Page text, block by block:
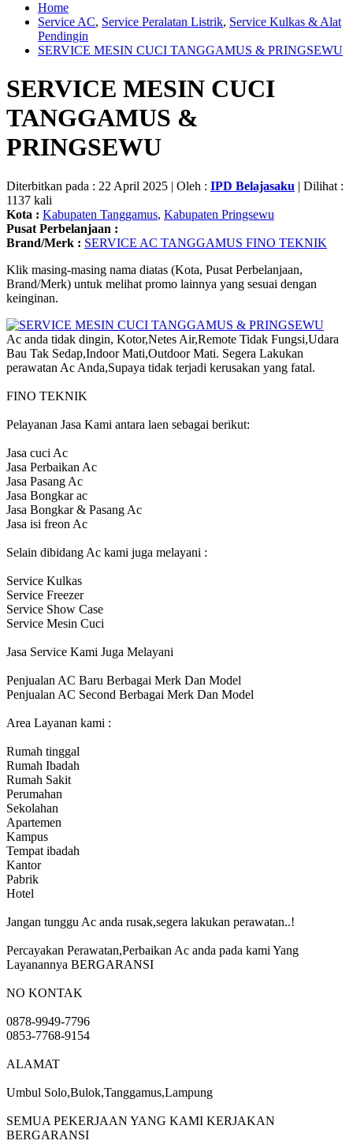
Home
Service AC, Service Peralatan Listrik, Service Kulkas & Alat
Pendingin
SERVICE MESIN CUCI TANGGAMUS & PRINGSEWU
SERVICE MESIN CUCI
TANGGAMUS &
PRINGSEWU
Diterbitkan pada : 22 April 2025 | Oleh : IPD Belajasaku | Dilihat :
1137 kali
Kota : Kabupaten Tanggamus, Kabupaten Pringsewu
Pusat Perbelanjaan :
Brand/Merk : SERVICE AC TANGGAMUS FINO TEKNIK
Klik masing-masing nama diatas (Kota, Pusat Perbelanjaan,
Brand/Merk) untuk melihat promo lainnya yang sesuai dengan
keinginan.
Ac anda tidak dingin, Kotor,Netes Air,Remote Tidak Fungsi,Udara
Bau Tak Sedap,Indoor Mati,Outdoor Mati. Segera Lakukan
perawatan Ac Anda,Supaya tidak terjadi kerusakan yang fatal.
FINO TEKNIK
Pelayanan Jasa Kami antara laen sebagai berikut:
Jasa cuci Ac
Jasa Perbaikan Ac
Jasa Pasang Ac
Jasa Bongkar ac
Jasa Bongkar & Pasang Ac
Jasa isi freon Ac
Selain dibidang Ac kami juga melayani :
Service Kulkas
Service Freezer
Service Show Case
Service Mesin Cuci
Jasa Service Kami Juga Melayani
Penjualan AC Baru Berbagai Merk Dan Model
Penjualan AC Second Berbagai Merk Dan Model
Area Layanan kami :
Rumah tinggal
Rumah Ibadah
Rumah Sakit
Perumahan
Sekolahan
Apartemen
Kampus
Tempat ibadah
Kantor
Pabrik
Hotel
Jangan tunggu Ac anda rusak,segera lakukan perawatan..!
Percayakan Perawatan,Perbaikan Ac anda pada kami Yang
Layanannya BERGARANSI
NO KONTAK
0878-9949-7796
0853-7768-9154
ALAMAT
Umbul Solo,Bulok,Tanggamus,Lampung
SEMUA PEKERJAAN YANG KAMI KERJAKAN
BERGARANSI